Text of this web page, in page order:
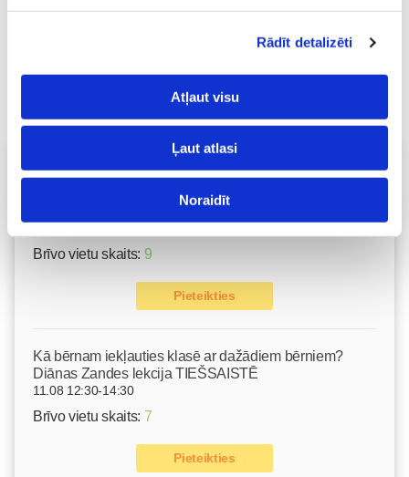
Rādīt detalizēti
Atļaut visu
Ļaut atlasi
Noraidīt
Vecāku skola
Emocionālā un psiholoģiskā sagatavošanās
11.08 10:00-12:00
Brīvo vietu skaits: 9
Pieteikties
Kā bērnam iekļauties klasē ar dažādiem bērniem?
Diānas Zandes lekcija TIEŠSAISTĒ
11.08 12:30-14:30
Brīvo vietu skaits: 7
Pieteikties